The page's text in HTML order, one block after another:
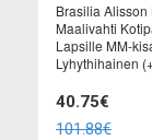
Brasilia Alisson
Maalivahti
Lapsille MM-
Lyhythihainen
40.75€
101.88€